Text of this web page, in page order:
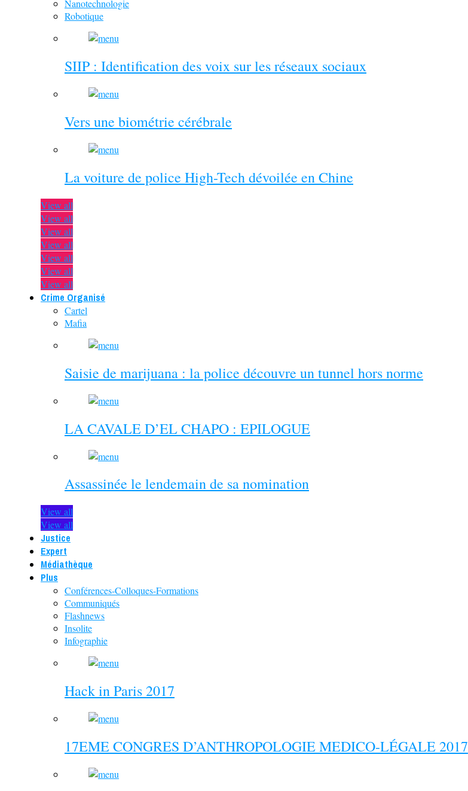
Nanotechnologie
Robotique
SIIP : Identification des voix sur les réseaux sociaux
Vers une biométrie cérébrale
La voiture de police High-Tech dévoilée en Chine
View all
View all
View all
View all
View all
View all
View all
Crime Organisé
Cartel
Mafia
Saisie de marijuana : la police découvre un tunnel hors norme
LA CAVALE D’EL CHAPO : EPILOGUE
Assassinée le lendemain de sa nomination
View all
View all
Justice
Expert
Médiathèque
Plus
Conférences-Colloques-Formations
Communiqués
Flashnews
Insolite
Infographie
Hack in Paris 2017
17EME CONGRES D’ANTHROPOLOGIE MEDICO-LÉGALE 2017